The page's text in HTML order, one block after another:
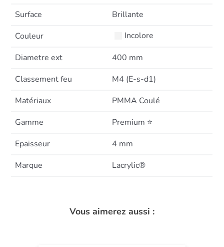
Surface
Brillante
Couleur
Incolore
Diametre ext
400 mm
Classement feu
M4 (E-s-d1)
Matériaux
PMMA Coulé
Gamme
Premium ⭐
Epaisseur
4 mm
Marque
Lacrylic®
Vous aimerez aussi :